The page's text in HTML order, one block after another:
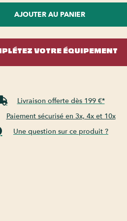
AJOUTER AU PANIER
VOTRE ÉQUIPEMENT
Livraison offerte dès 199 €*
Paiement sécurisé en 3x, 4x et 10x
Une question sur ce produit ?